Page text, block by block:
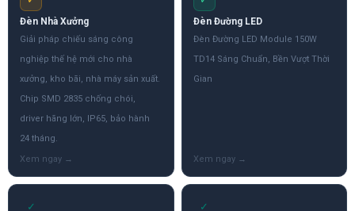
Đèn Nhà Xưởng
Giải pháp chiếu sáng công
nghiệp thế hệ mới cho nhà
xưởng, kho bãi, nhà máy sản xuất.
Chip SMD 2835 chống chói,
driver hãng lớn, IP65, bảo hành
24 tháng.
Đèn Đường LED
Đèn Đường LED Module 150W
TD14 Sáng Chuẩn, Bền Vượt Thời
Gian
✓ ✓